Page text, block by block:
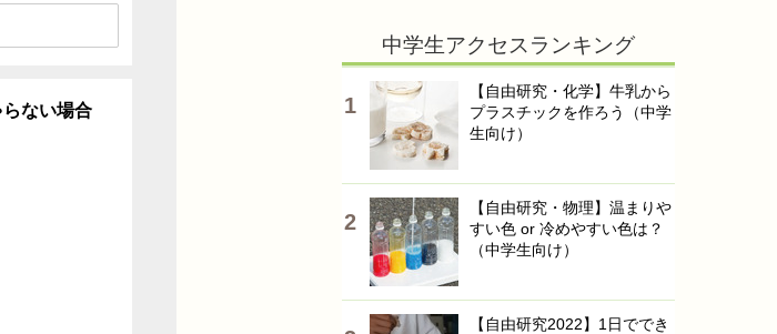
ない場合
中学生アクセスランキング
【自由研究・化学】牛乳から
プラスチックを作ろう（中学
生向け）
【自由研究・物理】温まりや
すい色 or 冷めやすい色は？
（中学生向け）
【自由研究2022】1日ででき